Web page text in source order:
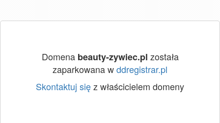
Domena beauty-zywiec.pl została
zaparkowana wddregistrar.pl
Skontaktuj sięz właścicielem domeny